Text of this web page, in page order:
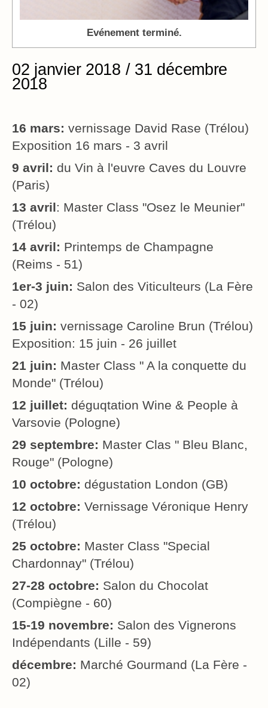
Evénement terminé.
02 janvier 2018 / 31 décembre
2018
16 mars: vernissage David Rase (Trélou)
Exposition 16 mars - 3 avril
9 avril: du Vin à l'euvre Caves du Louvre
(Paris)
13 avril: Master Class "Osez le Meunier"
(Trélou)
14 avril: Printemps de Champagne
(Reims - 51)
1er-3 juin: Salon des Viticulteurs (La Fère
- 02)
15 juin: vernissage Caroline Brun (Trélou)
Exposition: 15 juin - 26 juillet
21 juin: Master Class " A la conquette du
Monde" (Trélou)
12 juillet: déguqtation Wine & People à
Varsovie (Pologne)
29 septembre: Master Clas " Bleu Blanc,
Rouge" (Pologne)
10 octobre: dégustation London (GB)
12 octobre: Vernissage Véronique Henry
(Trélou)
25 octobre: Master Class "Special
Chardonnay" (Trélou)
27-28 octobre: Salon du Chocolat
(Compiègne - 60)
15-19 novembre: Salon des Vignerons
Indépendants (Lille - 59)
décembre: Marché Gourmand (La Fère -
02)